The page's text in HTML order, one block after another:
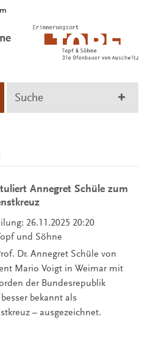
Suche
Annegret Schüle zum
26.11.2025 20:20
und Söhne
Dr. Annegret Schüle von
Mario Voigt in Weimar mit
der Bundesrepublik
bekannt als
– ausgezeichnet.